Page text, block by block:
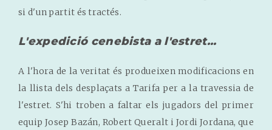
si d'un partit és tractés.
L'expedició cenebista a l'estret...
A l'hora de la veritat és produeixen modificacions en
la llista dels desplaçats a Tarifa per a la travessia de
l'estret. S'hi troben a faltar els jugadors del primer
equip Josep Bazán, Robert Queralt i Jordi Jordana, que